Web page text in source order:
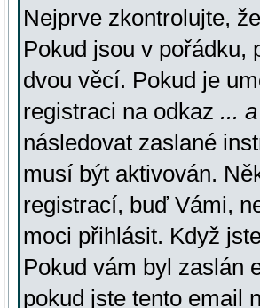
Nejprve zkontrolujte,
Pokud jsou v pořádku,
dvou věcí. Pokud je
registraci na odkaz ...
následovat zaslané
musí být aktivován.
registrací, buď Vámi,
moci přihlásit. Když
Pokud vám byl zaslán
pokud jste tento email